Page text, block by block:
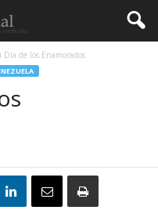
de los Enamorados